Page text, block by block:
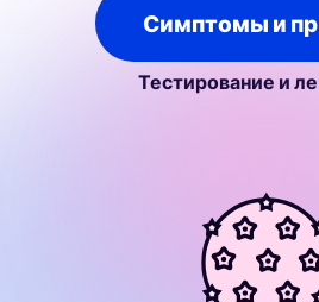
Симптомы и
Тестирование и